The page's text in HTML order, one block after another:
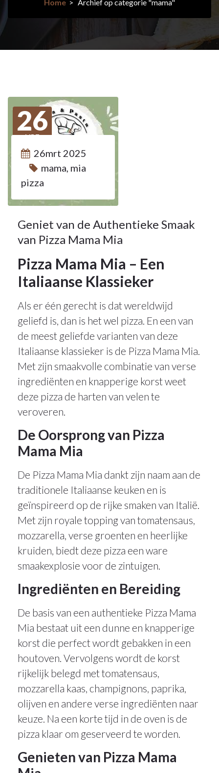
Home > Archief op categorie "mama"
26
MRT
26mrt 2025
mama mia
pizza
Geniet van de Authentieke Smaak
van Pizza Mama Mia
Pizza Mama Mia – Een
Italiaanse Klassieker
Als er één gerecht is dat wereldwijd
geliefd is, dan is het wel pizza. En een van
de meest geliefde varianten van deze
Italiaanse klassieker is de Pizza Mama Mia.
Met zijn smaakvolle combinatie van verse
ingrediënten en knapperige korst weet
deze pizza de harten van velen te
veroveren.
De Oorsprong van Pizza
Mama Mia
De Pizza Mama Mia dankt zijn naam aan de
traditionele Italiaanse keuken en is
geïnspireerd op de rijke smaken van Italië.
Met zijn royale topping van tomatensaus,
mozzarella, verse groenten en heerlijke
kruiden, biedt deze pizza een ware
smaakexplosie voor de zintuigen.
Ingrediënten en Bereiding
De basis van een authentieke Pizza Mama
Mia bestaat uit een dunne en knapperige
korst die perfect wordt gebakken in een
houtoven. Vervolgens wordt de korst
rijkelijk belegd met tomatensaus,
mozzarella kaas, champignons, paprika,
olijven en andere verse ingrediënten naar
keuze. Na een korte tijd in de oven is de
pizza klaar om geserveerd te worden.
Genieten van Pizza Mama